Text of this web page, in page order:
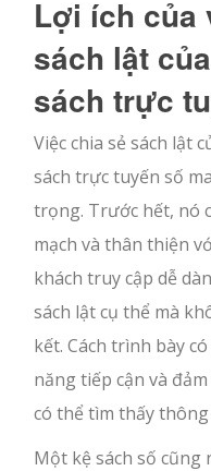
Lợi ích của
sách lật
sách trực
Việc chia sẻ sách lật
sách trực tuyến số
trọng. Trước hết, nó
mạch và thân thiện
khách truy cập dễ
sách lật cụ thể mà
kết. Cách trình bày
năng tiếp cận và
có thể tìm thấy
Một kệ sách số cũng